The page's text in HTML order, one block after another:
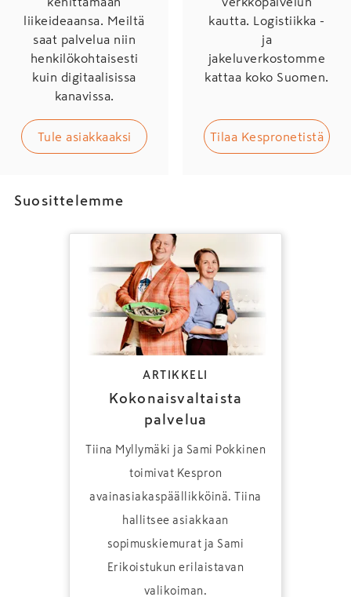
liikeideaansa. Meiltä
saat palvelua niin
henkilökohtaisesti
kuin digitaalisissa
kanavissa.
Tule asiakkaaksi
kautta. Logistiikka -
ja
jakeluverkostomme
kattaa koko Suomen.
Tilaa Kespronetistä
Suosittelemme
ARTIKKELI
Kokonaisvaltaista
palvelua
Tiina Myllymäki ja Sami Pokkinen
toimivat Kespron
avainasiakaspäällikköinä. Tiina
hallitsee asiakkaan
sopimuskiemurat ja Sami
Erikoistukun erilaistavan
valikoiman.